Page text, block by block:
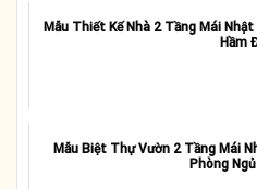
Mẫu Thiết Kế Nhà 2 Tầng Mái
Hầm
Mẫu Biệt Thự Vườn 2 Tầng Mái
Phòng